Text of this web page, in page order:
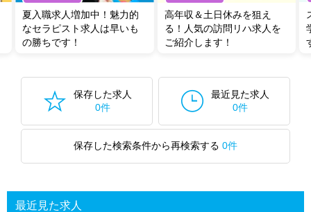
夏入職求人増加中！魅力的
なセラピスト求人は早いも
の勝ちです！
高年収＆土日休みを狙え
る！人気の訪問リハ求人を
ご紹介します！
保存した求人
0件
最近見た求人
0件
保存した検索条件から再検索する 0件
最近見た求人